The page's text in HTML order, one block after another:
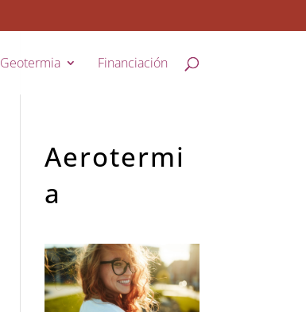
Geotermia Financiación
Aerotermi
a